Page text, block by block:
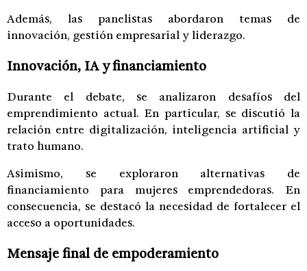
Además, las panelistas abordaron temas de
innovación, gestión empresarial y liderazgo.
Innovación, IA y financiamiento
Durante el debate, se analizaron desafíos del
emprendimiento actual. En particular, se discutió la
relación entre digitalización, inteligencia artificial y
trato humano.
Asimismo, se exploraron alternativas de
financiamiento para mujeres emprendedoras. En
consecuencia, se destacó la necesidad de fortalecer el
acceso a oportunidades.
Mensaje final de empoderamiento